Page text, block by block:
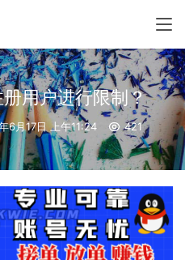
用户进行限制？
6月17日 上午11:24 421